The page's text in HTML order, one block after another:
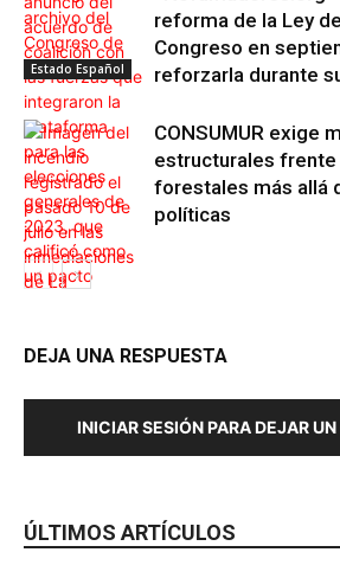
Estado Español
reforma de la Ley
Congreso en
reforzarla durante
CONSUMUR exige
estructurales frente
forestales más allá
políticas
DEJA UNA RESPUESTA
INICIAR SESIÓN PARA DEJAR
ÚLTIMOS ARTÍCULOS